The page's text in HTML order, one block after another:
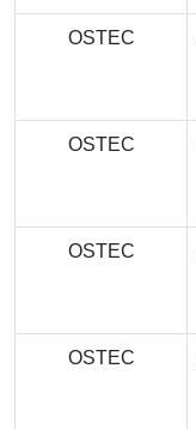
OSTEC
OSTEC
OSTEC
OSTEC